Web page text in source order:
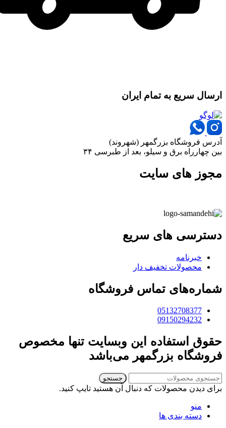
ارسال سریع به تمام ایران
آدرس فروشگاه بزرگمهر (شهروند)
بین چهارراه برق و سیلو، بعد از طبرسی ۳۴
مجوز های سایت
دسترسی های سریع
خبرنامه
محصولات تخفیف دار
شماره‌های تماس فروشگاه
05132708377
09150294232
حقوق استفاده این وبسایت تنها مخصوص
فروشگاه بزرگمهر می‌باشد
جستجو
برای دیدن محصولات که دنبال آن هستید تایپ کنید.
منو
دسته بندی ها